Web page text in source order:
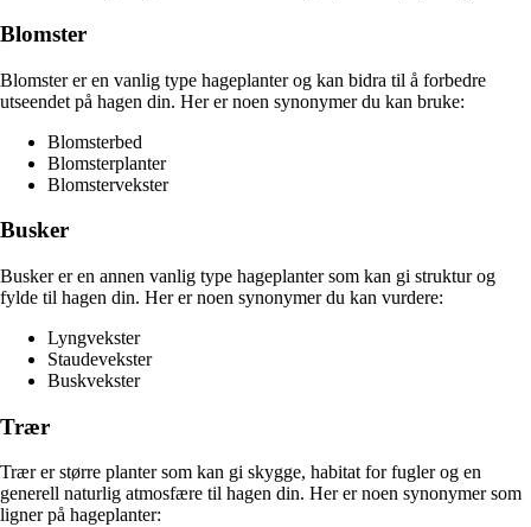
Blomster
Blomster er en vanlig type hageplanter og kan bidra til å forbedre
utseendet på hagen din. Her er noen synonymer du kan bruke:
Blomsterbed
Blomsterplanter
Blomstervekster
Busker
Busker er en annen vanlig type hageplanter som kan gi struktur og
fylde til hagen din. Her er noen synonymer du kan vurdere:
Lyngvekster
Staudevekster
Buskvekster
Trær
Trær er større planter som kan gi skygge, habitat for fugler og en
generell naturlig atmosfære til hagen din. Her er noen synonymer som
ligner på hageplanter: